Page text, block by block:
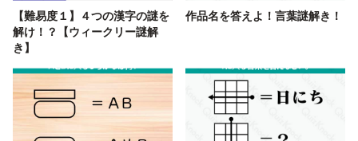
【難易度１】４つの漢字の謎を
解け！？【ウィークリー謎解
き】
作品名を答えよ！言葉謎解き！